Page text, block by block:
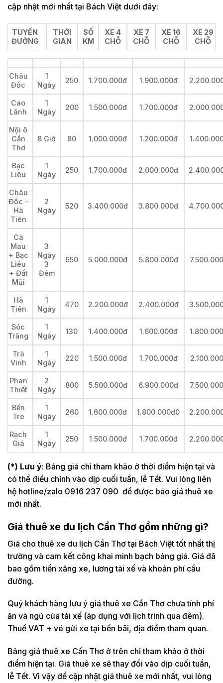
cập nhật mới nhất tại Bách Việt dưới đây:
TUYẾN
ĐƯỜNG
THỜI
GIAN
SỐ
KM
XE 4
CHỖ
XE 7
CHỖ
XE 16
CHỖ
XE 29
CHỖ
Châu
Đốc
1
Ngày
250 1.700.000đ 1.900.000đ
Cao
Lãnh
1
Ngày
200 1.500.000đ 1.700.000đ
Nội ô
Cần
Thơ
8 Giờ 80 1.000.000đ 1.200.000đ
Bạc
Liêu
1
Ngày
250 1.700.000đ 2.000.000đ
Châu
Đốc –
Hà
Tiên
2
Ngày
520 3.400.000đ 3.800.000đ
Cà
Mau
+ Bạc
Liêu
+ Đất
Mũi
3
Ngày
3
Đêm
650 5.000.000đ 5.800.000đ
Hà
Tiên
1
Ngày
470 2.200.000đ 2.400.000đ
Sóc
Trăng
1
Ngày
130 1.400.000đ 1.600.000đ
Trà
Vinh
1
Ngày
220 1.500.000đ 1.700.000đ
Phan
Thiết
2
Ngày
800 5.500.000đ 6.900.000đ
Bến
Tre
1
Ngày
260 1.600.000đ 1.800.000đ0
Rạch
Giá
1
Ngày
250 1.500.000đ 1.700.000đ
(*) Lưu ý: Bảng giá chỉ tham khảo ở thời điểm hiện tại và
có thể điều chỉnh vào dịp cuối tuần, lễ Tết. Vui lòng liên
hệ hotline/zalo 0916 237 090 để được báo giá thuê xe
mới nhất.
Giá thuê xe du lịch Cần Thơ gồm những gì?
Giá cho thuê xe du lịch Cần Thơ tại Bách Việt tốt nhất thị
trường và cam kết công khai minh bạch bảng giá. Giá đã
bao gồm tiền xăng xe, lương tài xế và khoản phí cầu
đường.
Quý khách hàng lưu ý giá thuê xe Cần Thơ chưa tính phí
ăn và ngủ của tài xế (áp dụng với lịch trình qua đêm).
Thuế VAT + vé gửi xe tại bến bãi, địa điểm tham quan.
Bảng giá thuê xe Cần Thơ ở trên chỉ tham khảo ở thời
điểm hiện tại. Giá thuê xe sẽ thay đổi vào dịp cuối tuần,
lễ Tết. Vì vậy để cập nhật giá thuê xe mới nhất, vui lòng